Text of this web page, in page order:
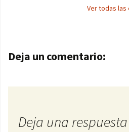
Ver todas las
Navegación de
Deja un comentario:
Deja una respuesta